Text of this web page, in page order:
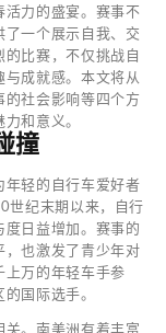
力的盛宴。赛事不
一个展示自我、交
比赛，不仅挑战自
成就感。本文将从
社会影响等四个方
和意义。
撞
年轻的自行车爱好者
世纪末期以来，自行
日益增加。赛事的
，也激发了青少年对
上万的年轻车手参
国际选手。
。南美洲有着丰富